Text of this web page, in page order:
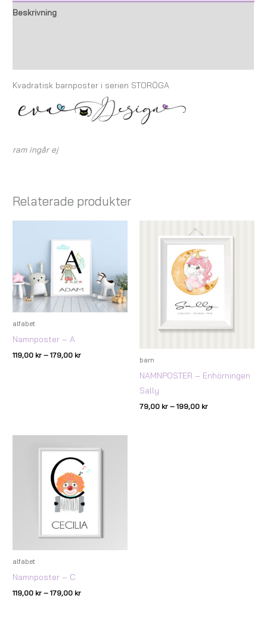
Beskrivning
Kvadratisk barnposter i serien STORÖGA
ram ingår ej
Relaterade produkter
alfabet
Namnposter – A
119,00 kr – 179,00 kr
barn
NAMNPOSTER – Enhörningen
Sally
79,00 kr – 199,00 kr
79,00 kr
till
alfabet
Namnposter – C
119,00 kr – 179,00 kr
119,00 kr
till
179,00 kr